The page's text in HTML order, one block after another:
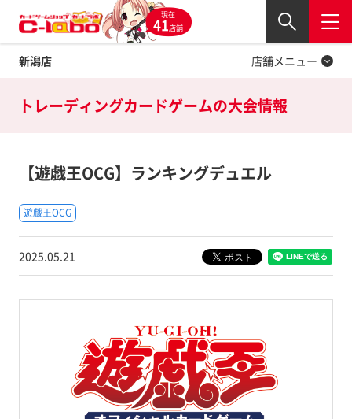
現在
41店舗
新潟店
閉じる
店舗メニュー
Twitter
トレーディングカードゲームの大会情報
【遊戯王OCG】ランキングデュエル
遊戯王OCG
2025.05.21